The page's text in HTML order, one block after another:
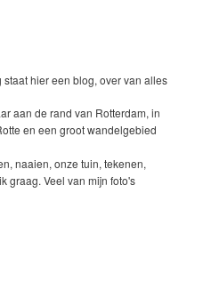
staat hier een blog, over van alles
aan de rand van Rotterdam, in
en een groot wandelgebied
naaien, onze tuin, tekenen,
graag. Veel van mijn foto's